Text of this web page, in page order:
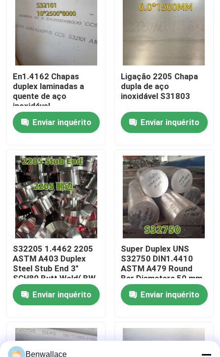
Para casa
Produtos
Vídeos
Sobre nós
Visita à fábrica
Controle de qualidade
Contacte-nos
Notícias
Solicite um orçamento
En1.4162 Chapas
duplex laminadas a
quente de aço
inoxidável
Enviar inquérito
Ligação 2205 Chapa
dupla de aço
inoxidável S31803
Enviar inquérito
S32205 1.4462 2205
ASTM A403 Duplex
Steel Stub End 3"
SCH80 Butt Weld( BW
)ANSI - B 16.9
Enviar inquérito
Super Duplex UNS
S32750 DIN1.4410
ASTM A479 Round
Bar Diameters 50 mm
With CV-Notch
ParameterEnviar inquérito
Benwallace